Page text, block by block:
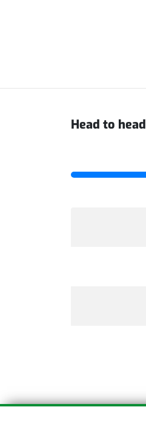
Head to head